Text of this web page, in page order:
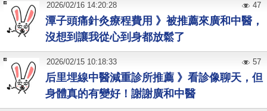
潭子頭痛針灸療程費用 》被推薦來廣和中醫，
沒想到讓我從心到身都放鬆了
2026/02/16 14:20:28 47
后里埋線中醫減重診所推薦 》看診像聊天，但
身體真的有變好！謝謝廣和中醫
2026/02/15 10:18:33 57